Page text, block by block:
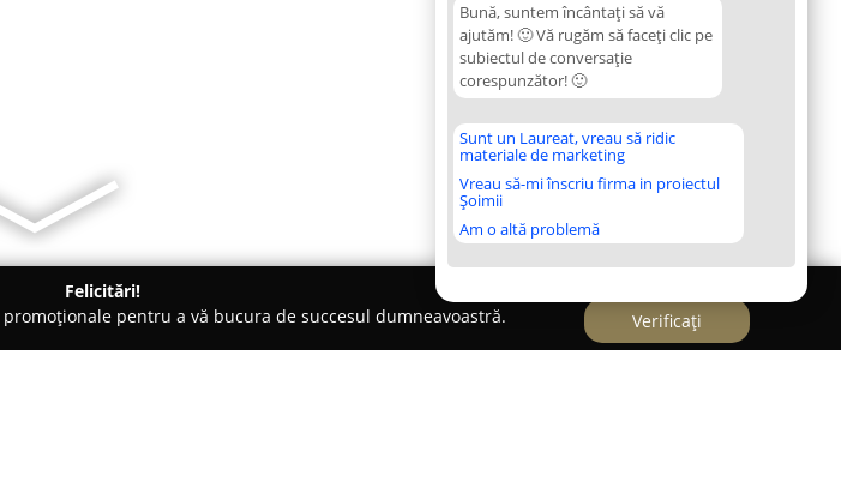
Bună, suntem încântați să vă
ajutăm! 🙂 Vă rugăm să faceți clic pe
subiectul de conversație
corespunzător! 🙂
Sunt un Laureat, vreau să ridic
materiale de marketing
Vreau să-mi înscriu firma in proiectul
Șoimii
Am o altă problemă
Felicitări!
pentru a vă bucura de succesul dumneavoastră.
Verificați